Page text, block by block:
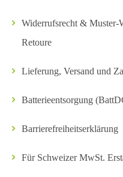
Widerrufsrecht & Muster-
Retoure
Lieferung, Versand und
Batterieentsorgung
Barrierefreiheitserklärung
Für Schweizer MwSt.